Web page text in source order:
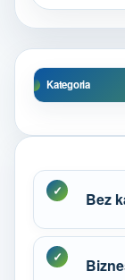
Kategoria
Bez